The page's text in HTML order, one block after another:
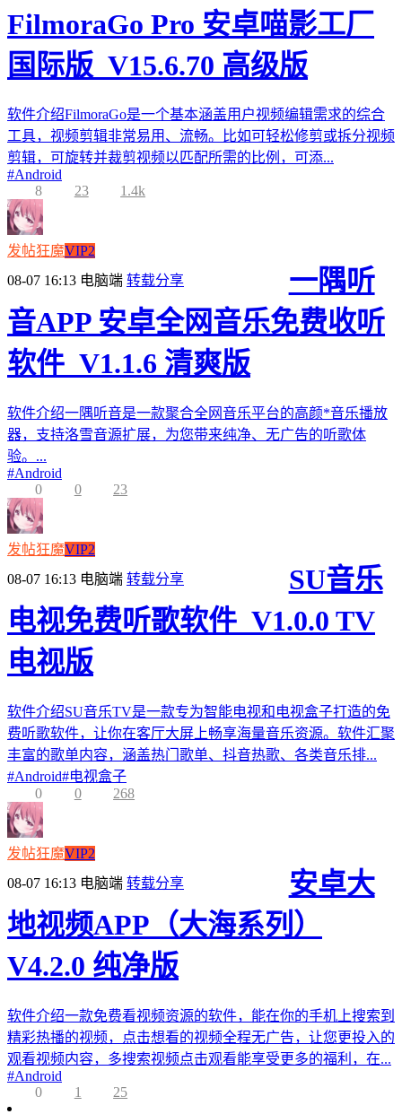
FilmoraGo Pro 安卓喵影工厂
国际版_V15.6.70 高级版
软件介绍FilmoraGo是一个基本涵盖用户视频编辑需求的综合
工具，视频剪辑非常易用、流畅。比如可轻松修剪或拆分视频
剪辑，可旋转并裁剪视频以匹配所需的比例，可添...
#Android
8
23 1.4k
发帖狂魔VIP2
08-07 16:13 电脑端 转载分享
一隅听
音APP 安卓全网音乐免费收听
软件_V1.1.6 清爽版
软件介绍一隅听音是一款聚合全网音乐平台的高颜*音乐播放
器，支持洛雪音源扩展，为您带来纯净、无广告的听歌体
验。...
#Android
0
0 23
发帖狂魔VIP2
08-07 16:13 电脑端 转载分享
SU音乐
电视免费听歌软件_V1.0.0 TV
电视版
软件介绍SU音乐TV是一款专为智能电视和电视盒子打造的免
费听歌软件，让你在客厅大屏上畅享海量音乐资源。软件汇聚
丰富的歌单内容，涵盖热门歌单、抖音热歌、各类音乐排...
#Android#电视盒子
0
0 268
发帖狂魔VIP2
08-07 16:13 电脑端 转载分享
安卓大
地视频APP（大海系列）
V4.2.0 纯净版
软件介绍一款免费看视频资源的软件，能在你的手机上搜索到
精彩热播的视频，点击想看的视频全程无广告，让您更投入的
观看视频内容，多搜索视频点击观看能享受更多的福利，在...
#Android
0
1 25